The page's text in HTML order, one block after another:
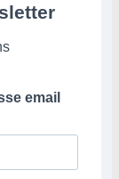
email